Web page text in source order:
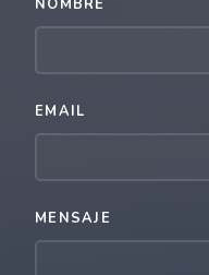
NOMBRE
EMAIL
MENSAJE